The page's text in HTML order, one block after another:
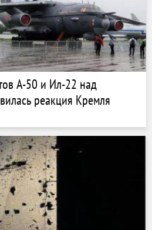
А-50 и Ил-22 над
реакция Кремля